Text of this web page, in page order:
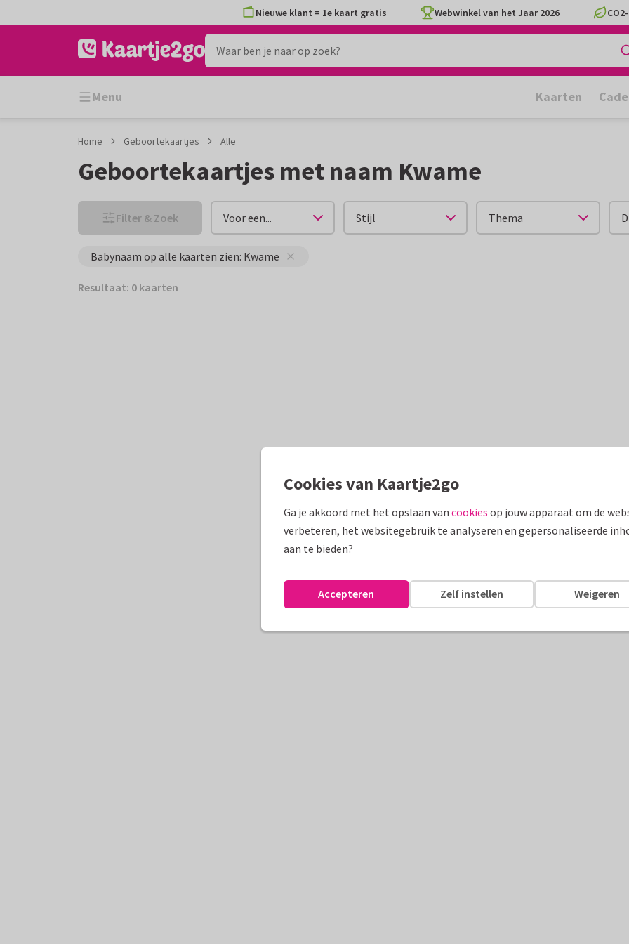
naar
naar
Nieuwe klant = 1e kaart gratis Webwinkel van het Jaar 2026
Menu Kaarten
Home Geboortekaartjes Alle
Geboortekaartjes met naam Kwame
Filter & Zoek Voor een... Stijl Thema
Babynaam op alle kaarten zien: Kwame
Resultaat: 0 kaarten
Cookies van Kaartje2go
Ga je akkoord met het opslaan van cookies op jouw apparaat om de
verbeteren, het websitegebruik te analyseren en gepersonaliseerde
aan te bieden?
Weigeren
Zelf instellen
Accepteren